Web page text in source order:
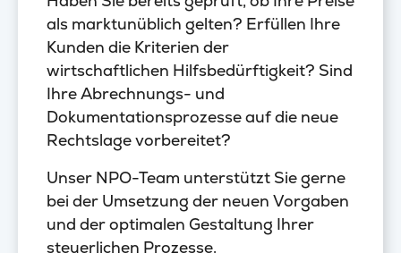
als marktunüblich gelten? Erfüllen Ihre
Kunden die Kriterien der
wirtschaftlichen Hilfsbedürftigkeit? Sind
Ihre Abrechnungs- und
Dokumentationsprozesse auf die neue
Rechtslage vorbereitet?
Unser NPO-Team unterstützt Sie gerne
bei der Umsetzung der neuen Vorgaben
und der optimalen Gestaltung Ihrer
steuerlichen Prozesse.